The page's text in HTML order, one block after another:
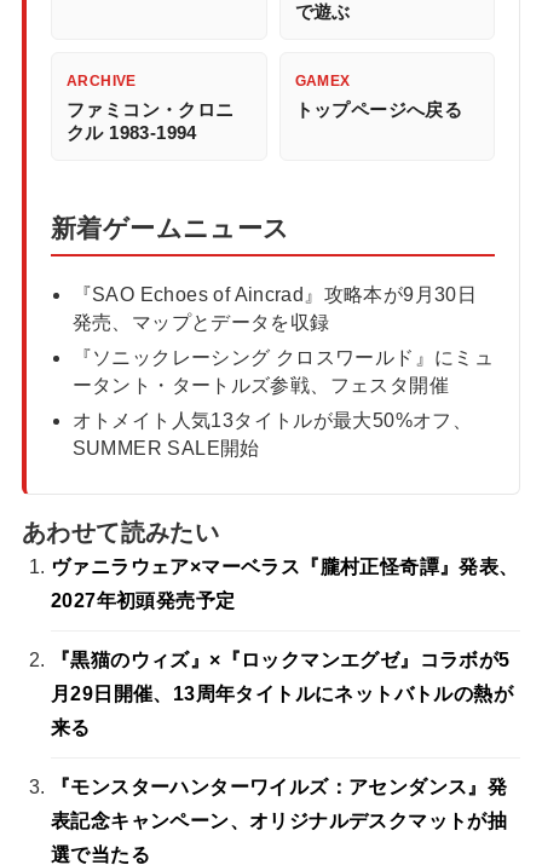
で遊ぶ
ARCHIVE
ファミコン・クロニ
クル 1983-1994
GAMEX
トップページへ戻る
新着ゲームニュース
『SAO Echoes of Aincrad』攻略本が9月30日
発売、マップとデータを収録
『ソニックレーシング クロスワールド』にミュ
ータント・タートルズ参戦、フェスタ開催
オトメイト人気13タイトルが最大50%オフ、
SUMMER SALE開始
あわせて読みたい
ヴァニラウェア×マーベラス『朧村正怪奇譚』発表、
2027年初頭発売予定
『黒猫のウィズ』×『ロックマンエグゼ』コラボが5
月29日開催、13周年タイトルにネットバトルの熱が
来る
『モンスターハンターワイルズ：アセンダンス』発
表記念キャンペーン、オリジナルデスクマットが抽
選で当たる